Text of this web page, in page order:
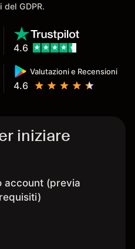
GDPR.
Valutazioni e Recensioni
4.6
4.6
iniziare
account (previa